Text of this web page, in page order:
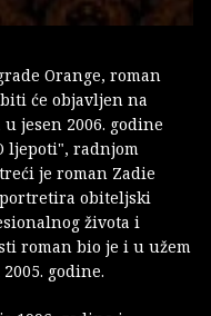
Orange, roman
će objavljen na
jesen 2006. godine
ljepoti", radnjom
je roman Zadie
obiteljski
života i
roman bio je i u užem
godine.